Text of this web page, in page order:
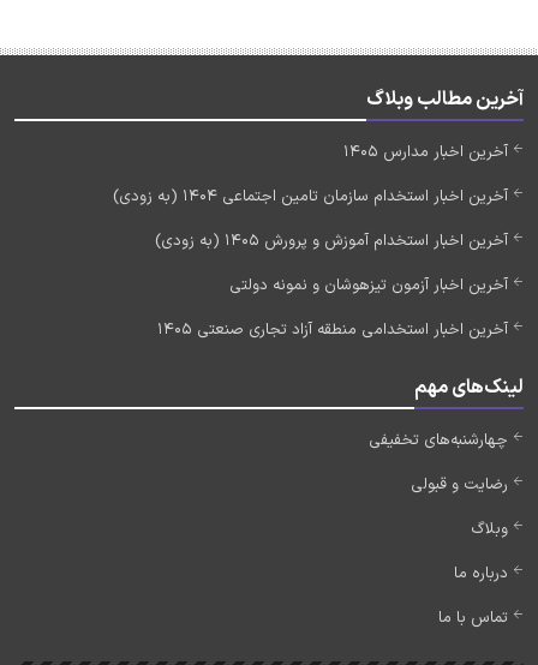
آخرین مطالب وبلاگ
آخرین اخبار مدارس 1405
آخرین اخبار استخدام سازمان تامین اجتماعی 1404 (به زودی)
آخرین اخبار استخدام آموزش و پرورش 1405 (به زودی)
آخرین اخبار آزمون تیزهوشان و نمونه دولتی
آخرین اخبار استخدامی منطقه آزاد تجاری صنعتی 1405
لینک‌های مهم
چهارشنبه‌های تخفیفی
رضایت و قبولی
وبلاگ
درباره ما
تماس با ما